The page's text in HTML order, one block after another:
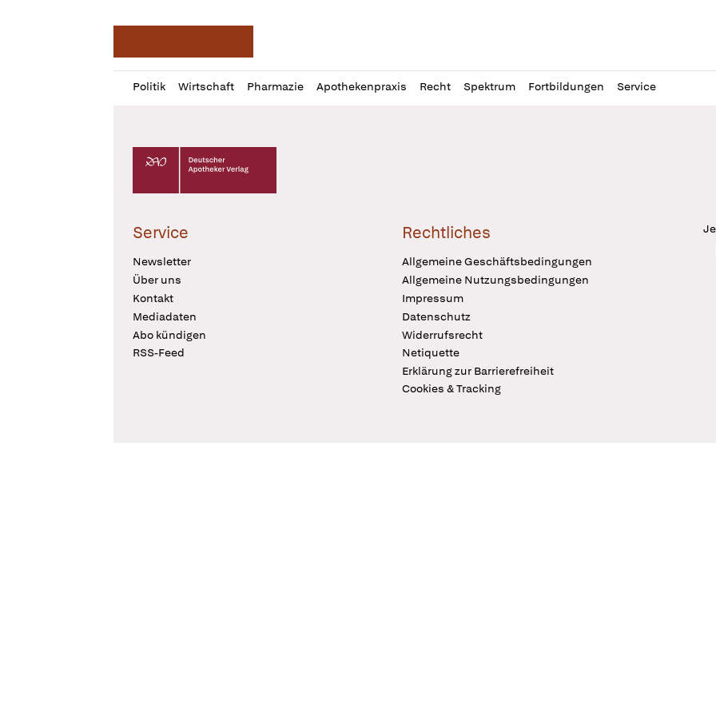
Politik Wirtschaft Pharmazie Apothekenpraxis Recht Spektrum Fortbildungen Service
Profil
öffnen
Daz
Pur
Deutscher Apotheker Verlag Logo
Service
Newsletter
Über uns
Kontakt
Mediadaten
Abo kündigen
RSS-Feed
Rechtliches
Allgemeine Geschäftsbedingungen
Allgemeine Nutzungsbedingungen
Impressum
Datenschutz
Widerrufsrecht
Netiquette
Erklärung zur Barrierefreiheit
Cookies & Tracking